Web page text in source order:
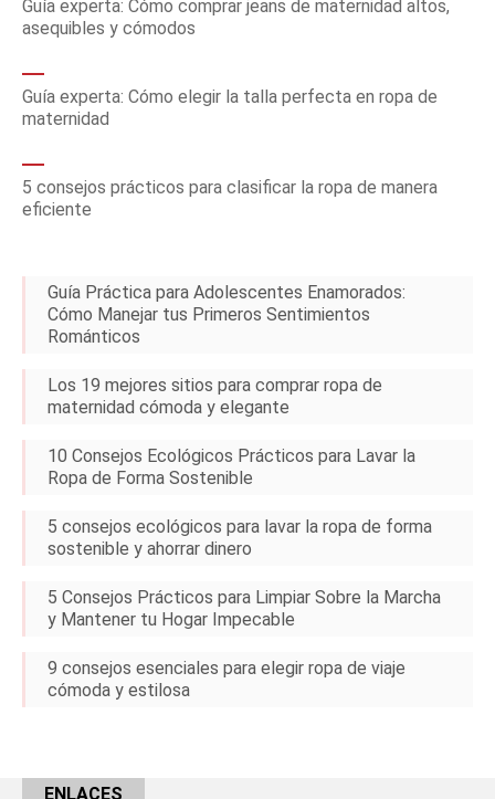
Guía experta: Cómo comprar jeans de maternidad altos,
asequibles y cómodos
Guía experta: Cómo elegir la talla perfecta en ropa de
maternidad
5 consejos prácticos para clasificar la ropa de manera
eficiente
Guía Práctica para Adolescentes Enamorados:
Cómo Manejar tus Primeros Sentimientos
Románticos
Los 19 mejores sitios para comprar ropa de
maternidad cómoda y elegante
10 Consejos Ecológicos Prácticos para Lavar la
Ropa de Forma Sostenible
5 consejos ecológicos para lavar la ropa de forma
sostenible y ahorrar dinero
5 Consejos Prácticos para Limpiar Sobre la Marcha
y Mantener tu Hogar Impecable
9 consejos esenciales para elegir ropa de viaje
cómoda y estilosa
ENLACES